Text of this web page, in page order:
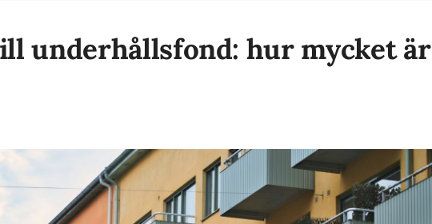
underhållsfond: hur mycket är